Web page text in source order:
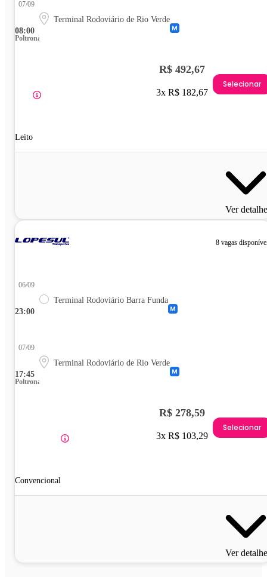
08:00
07/09
Terminal Rodoviário de Rio Verde
Poltrona
Leito
R$ 492,67
3x R$ 182,67
Selecionar
Ver
8 vagas
23:00
06/09
Terminal Rodoviário Barra Funda
17:45
07/09
Terminal Rodoviário de Rio Verde
Poltrona
Convencional
R$ 278,59
3x R$ 103,29
Selecionar
Ver